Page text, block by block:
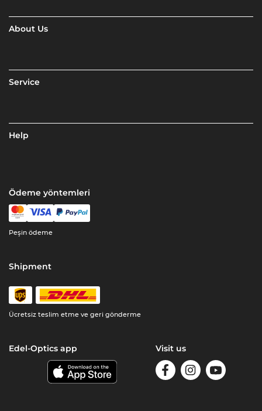
About Us
Service
Help
Ödeme yöntemleri
Peşin ödeme
Shipment
Ücretsiz teslim etme ve geri gönderme
Edel-Optics app Visit us